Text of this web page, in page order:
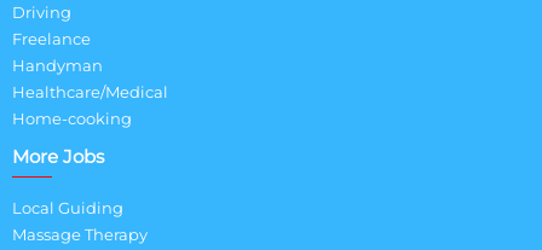
Driving
Freelance
Handyman
Healthcare/Medical
Home-cooking
More Jobs
Local Guiding
Massage Therapy